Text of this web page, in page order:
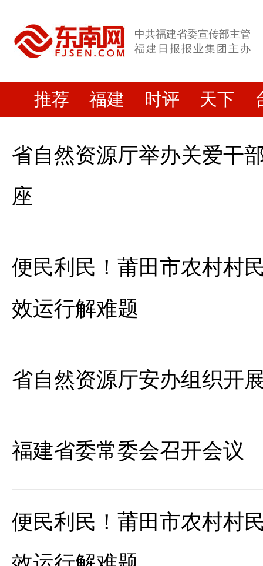
中共福建省委宣传部主管
福建日报报业集团主办
推荐 福建 时评 天下
省自然资源厅举办关爱干
座
便民利民！莆田市农村村
效运行解难题
省自然资源厅安办组织开
福建省委常委会召开会议
便民利民！莆田市农村村